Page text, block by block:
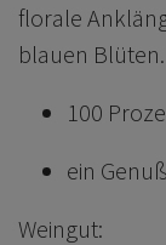
florale
blauen Blüten.
100
ein
Weingut: